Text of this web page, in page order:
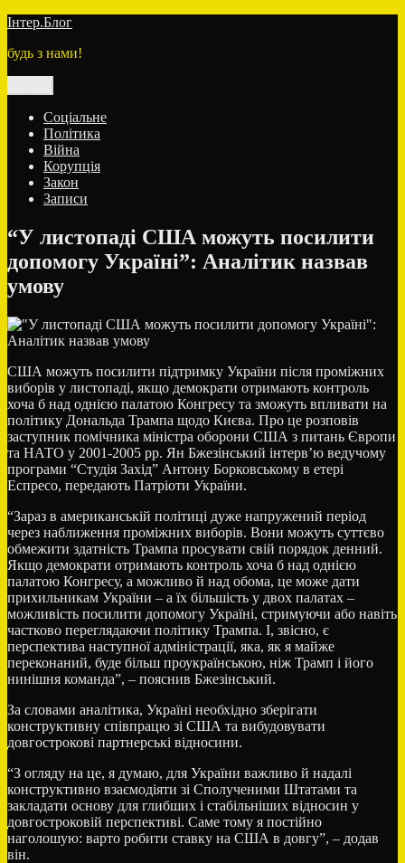
Перейти
вмісту
Інтер.Блог
будь з нами!
Соціальне
Політика
Війна
Корупція
Закон
Записи
“У листопаді США можуть посилити
допомогу Україні”: Аналітик назвав
умову
США можуть посилити підтримку України після проміжних
виборів у листопаді, якщо демократи отримають контроль
хоча б над однією палатою Конгресу та зможуть впливати на
політику Дональда Трампа щодо Києва. Про це розповів
заступник помічника міністра оборони США з питань Європи
та НАТО у 2001-2005 рр. Ян Бжезінський інтерв’ю ведучому
програми “Студія Захід” Антону Борковському в етері
Еспресо, передають Патріоти України.
“Зараз в американській політиці дуже напружений період
через наближення проміжних виборів. Вони можуть суттєво
обмежити здатність Трампа просувати свій порядок денний.
Якщо демократи отримають контроль хоча б над однією
палатою Конгресу, а можливо й над обома, це може дати
прихильникам України – а їх більшість у двох палатах –
можливість посилити допомогу Україні, стримуючи або навіть
частково переглядаючи політику Трампа. І, звісно, є
перспектива наступної адміністрації, яка, як я майже
переконаний, буде більш проукраїнською, ніж Трамп і його
нинішня команда”, – пояснив Бжезінський.
За словами аналітика, Україні необхідно зберігати
конструктивну співпрацю зі США та вибудовувати
довгострокові партнерські відносини.
“З огляду на це, я думаю, для України важливо й надалі
конструктивно взаємодіяти зі Сполученими Штатами та
закладати основу для глибших і стабільніших відносин у
довгостроковій перспективі. Саме тому я постійно
наголошую: варто робити ставку на США в довгу”, – додав
він.